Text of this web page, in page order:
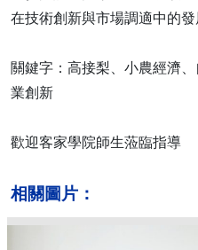
在技術創新與市場調適中的發
關鍵字：高接梨、小農經濟
業創新
歡迎客家學院師生蒞臨指導
相關圖片：